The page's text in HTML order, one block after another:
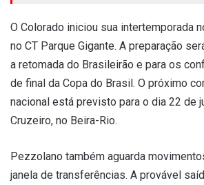
O Colorado iniciou sua intertemporada
no CT Parque Gigante. A preparação
a retomada do Brasileirão e para os
de final da Copa do Brasil. O próximo
nacional está previsto para o dia 22 de
Cruzeiro, no Beira-Rio.
Pezzolano também aguarda
janela de transferências. A provável